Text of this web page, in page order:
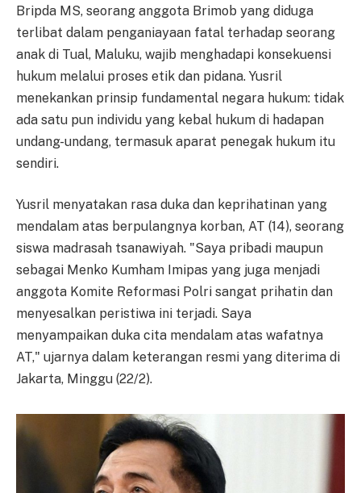
Bripda MS, seorang anggota Brimob yang diduga
terlibat dalam penganiayaan fatal terhadap seorang
anak di Tual, Maluku, wajib menghadapi konsekuensi
hukum melalui proses etik dan pidana. Yusril
menekankan prinsip fundamental negara hukum: tidak
ada satu pun individu yang kebal hukum di hadapan
undang-undang, termasuk aparat penegak hukum itu
sendiri.
Yusril menyatakan rasa duka dan keprihatinan yang
mendalam atas berpulangnya korban, AT (14), seorang
siswa madrasah tsanawiyah. "Saya pribadi maupun
sebagai Menko Kumham Imipas yang juga menjadi
anggota Komite Reformasi Polri sangat prihatin dan
menyesalkan peristiwa ini terjadi. Saya
menyampaikan duka cita mendalam atas wafatnya
AT," ujarnya dalam keterangan resmi yang diterima di
Jakarta, Minggu (22/2).